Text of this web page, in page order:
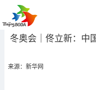
冬奥会｜佟立新：中
来源：新华网